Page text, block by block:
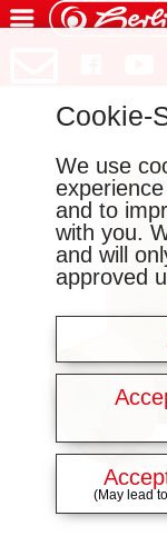
Cookie-
We use
and to
with you.
and will
approved
(May lead